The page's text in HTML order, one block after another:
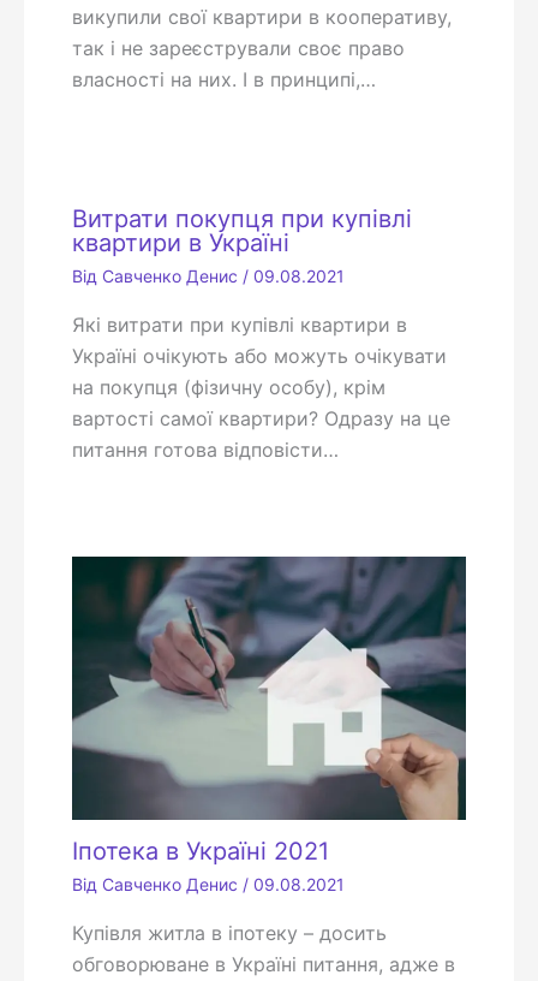
викупили свої квартири в кооперативу,
так і не зареєстрували своє право
власності на них. І в принципі,…
Витрати покупця при купівлі
квартири в Україні
Від Савченко Денис / 09.08.2021
Які витрати при купівлі квартири в
Україні очікують або можуть очікувати
на покупця (фізичну особу), крім
вартості самої квартири? Одразу на це
питання готова відповісти…
Іпотека в Україні 2021
Від Савченко Денис / 09.08.2021
Купівля житла в іпотеку – досить
обговорюване в Україні питання, адже в